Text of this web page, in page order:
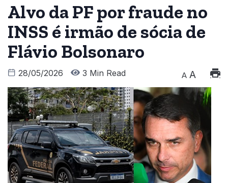
Alvo da PF por fraude no
INSS é irmão de sócia de
Flávio Bolsonaro
28/05/2026 3 Min Read A A